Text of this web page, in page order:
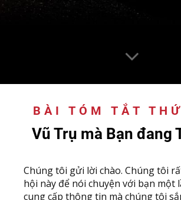
BÀI TÓM TẮT
Vũ Trụ mà Bạn đang
Chúng tôi gửi lời chào. Chúng tôi
hội này để nói chuyện với bạn một
cung cấp thông tin mà chúng tôi